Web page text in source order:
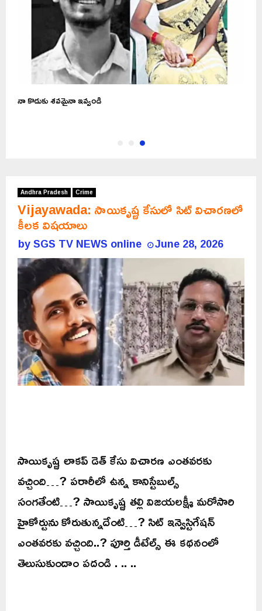
నా కొడుకు శవమైనా ఇవ్వండి
Andhra Pradesh Crime
Vijayawada: సాయికృష్ణ కేసులో సిట్‌ విచారణలో
కీలక విషయాలు
bySGS TV NEWS online June 28, 2026
సాయికృష్ణ లాకప్ డెత్ కేసు విచారణ ఎంతవరకు
వచ్చింది…? పరారీలో ఉన్న కానిస్టేబుల్స్
సంగతేంటి…? సాయికృష్ణ తల్లి విజయలక్ష్మీ మరోసారి
హైకోర్టును కోరుతున్నదేంటి…? సిట్ ఇన్వెస్టిగేషన్
ఎంతవరకు వచ్చింది..? పూర్తి డీటేల్స్ ఈ కథనంలో
తెలుసుకుందాం పదండి . .. ..